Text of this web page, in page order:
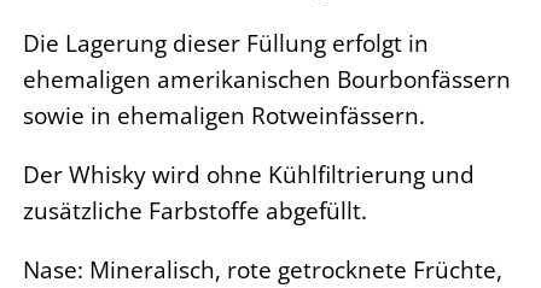
Die Lagerung dieser Füllung erfolgt in
ehemaligen amerikanischen Bourbonfässern
sowie in ehemaligen Rotweinfässern.
Der Whisky wird ohne Kühlfiltrierung und
zusätzliche Farbstoffe abgefüllt.
Nase: Mineralisch, rote getrocknete Früchte,